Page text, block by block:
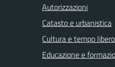
Autorizzazioni
Catasto e urbanistica
Cultura e tempo libero
Educazione e